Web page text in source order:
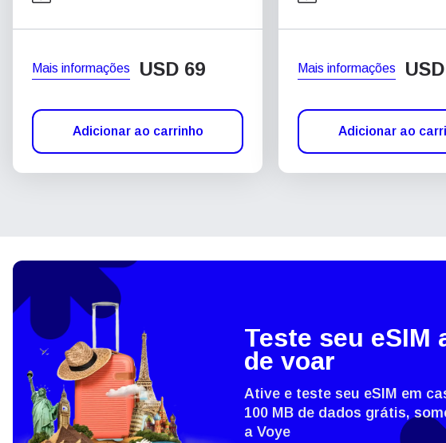
Mais informações USD 69
Adicionar ao carrinho
Mais informações USD
Adicionar ao
Teste seu eSIM
de voar
Ative e teste seu eSIM em
100 MB de dados grátis,
a Voye